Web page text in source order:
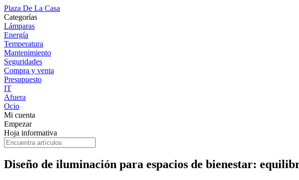
Plaza De La Casa
Categorías
Lámparas
Energía
Temperatura
Mantenimiento
Seguridades
Compra y venta
Presupuesto
IT
Afuera
Ocio
Mi cuenta
Empezar
Hoja informativa
Diseño de iluminación para espacios de bienestar: